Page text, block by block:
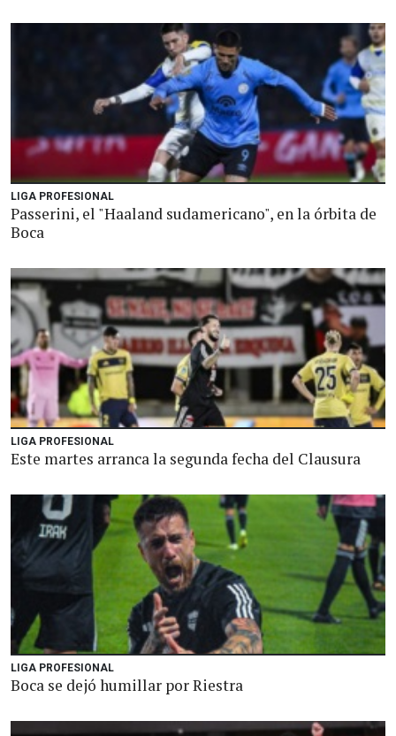
LIGA PROFESIONAL
Passerini, el "Haaland sudamericano", en la órbita de
Boca
LIGA PROFESIONAL
Este martes arranca la segunda fecha del Clausura
LIGA PROFESIONAL
Boca se dejó humillar por Riestra